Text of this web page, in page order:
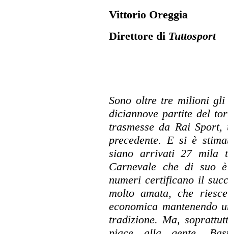
Vittorio Oreggia
Direttore di Tuttosport
Sono oltre tre milioni gli
diciannove partite del
trasmesse da Rai
precedente. E si è
siano arrivati 27 mila
Carnevale che di suo
numeri certificano il
molto amata, che
economica
tradizione. Ma,